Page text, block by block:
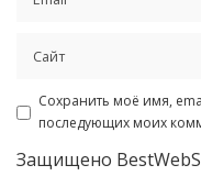
Сохранить моё имя,
последующих моих
Защищено